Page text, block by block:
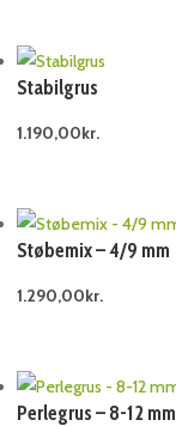
Stabilgrus
1.190,00kr.
Støbemix – 4/9 mm
1.290,00kr.
Perlegrus – 8-12 mm